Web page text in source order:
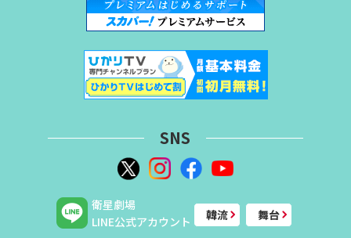
SNS
衛星劇場
LINE公式アカウント
韓流 舞台